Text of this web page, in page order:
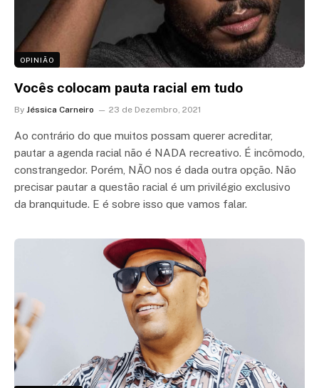
OPINIÃO
Vocês colocam pauta racial em tudo
By Jéssica Carneiro 23 de Dezembro, 2021
Ao contrário do que muitos possam querer acreditar,
pautar a agenda racial não é NADA recreativo. É incômodo,
constrangedor. Porém, NÃO nos é dada outra opção. Não
precisar pautar a questão racial é um privilégio exclusivo
da branquitude. E é sobre isso que vamos falar.